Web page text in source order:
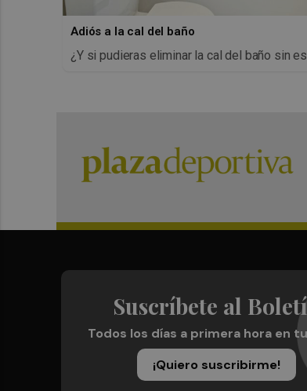
Adiós a la cal del baño
¿Y si pudieras eliminar la cal del baño sin
Suscríbete al
Todos los días a primera hora en
¡Quiero suscribirme!